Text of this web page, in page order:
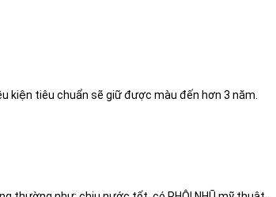
kiện tiêu chuẩn sẽ giữ được màu đến hơn 3 năm.